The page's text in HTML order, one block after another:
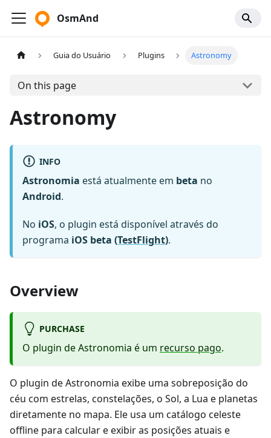
OsmAnd
Guia do Usuário Plugins Astronomy
On this page
Astronomy
INFO
Astronomia está atualmente em beta no
Android.
No iOS, o plugin está disponível através do
programa iOS beta (TestFlight).
Overview
PURCHASE
O plugin de Astronomia é um recurso pago.
O plugin de Astronomia exibe uma sobreposição do
céu com estrelas, constelações, o Sol, a Lua e planetas
diretamente no mapa. Ele usa um catálogo celeste
offline para calcular e exibir as posições atuais e